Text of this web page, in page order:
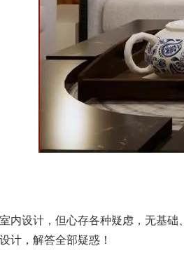
内设计，但心存各种疑虑，无基
计，解答全部疑惑！